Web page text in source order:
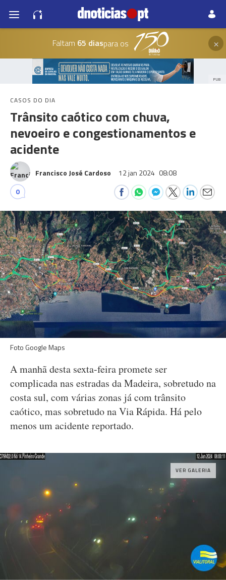
Faltam 65 diaspara os ×
PUB
CASOS DO DIA
Trânsito caótico com chuva,
nevoeiro e congestionamentos e
acidente
Francisco José Cardoso 12 jan 2024 08:08
0
Foto Google Maps
A manhã desta sexta-feira promete ser
complicada nas estradas da Madeira, sobretudo na
costa sul, com várias zonas já com trânsito
caótico, mas sobretudo na Via Rápida. Há pelo
menos um acidente reportado.
VER GALERIA